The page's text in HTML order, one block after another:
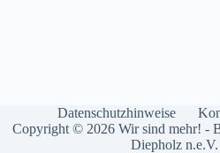
Datenschutzhinweise
Copyright © 2026 Wir sind mehr! -
Diepholz n.e.V.